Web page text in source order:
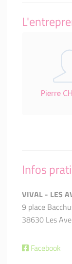
Pierre
Infos
VIVAL - LES
9 place
38630 Les
Facebook